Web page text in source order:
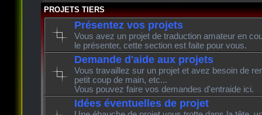
PROJETS TIERS
Présentez vos projets
Vous avez un projet de traduction amateur en
le présenter, cette section est faite pour vous.
Demande d'aide aux projets
Vous travaillez sur un projet et avez besoin de
petit coup de main, etc...
Vous pouvez faire vos demandes d'entraide ici.
Idées éventuelles de projet